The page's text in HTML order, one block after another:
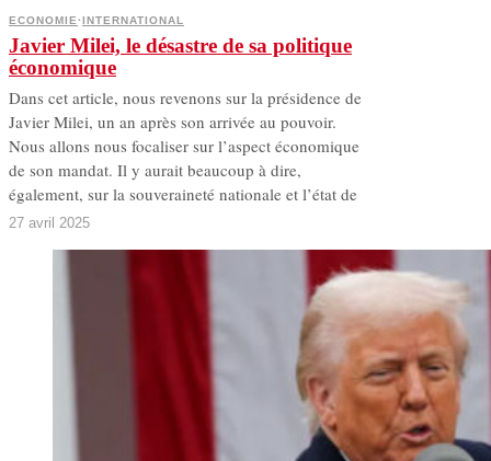
ECONOMIE·INTERNATIONAL
Javier Milei, le désastre de sa politique
économique
Dans cet article, nous revenons sur la présidence de
Javier Milei, un an après son arrivée au pouvoir.
Nous allons nous focaliser sur l’aspect économique
de son mandat. Il y aurait beaucoup à dire,
également, sur la souveraineté nationale et l’état de
27 avril 2025